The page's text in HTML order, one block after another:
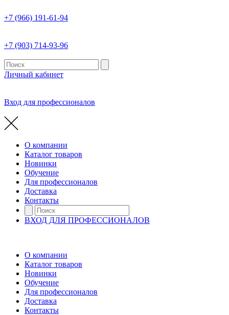
+7 (966) 191-61-94
+7 (903) 714-93-96
Личный кабинет
Вход для профессионалов
О компании
Каталог товаров
Новинки
Обучение
Для профессионалов
Доставка
Контакты
ВХОД ДЛЯ ПРОФЕССИОНАЛОВ
О компании
Каталог товаров
Новинки
Обучение
Для профессионалов
Доставка
Контакты